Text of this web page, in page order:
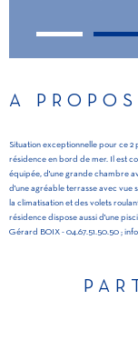
A
Situation exceptionnelle pour ce 2
résidence en bord de mer. Il est
équipée, d'une grande chambre
d'une agréable terrasse avec vue
la climatisation et des volets
résidence dispose aussi d'une
Gérard BOIX - 04.67.51.50.50 ;